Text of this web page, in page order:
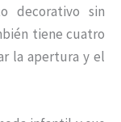
decorativo sin
tiene cuatro
la apertura y el